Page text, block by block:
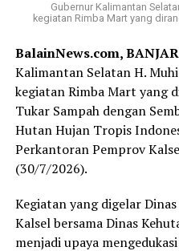
partai politik yang
atas komitmen bersama
mengajak kalangan parpol
penyaluran bantuan ini
memperkuat pendidikan
Sementara itu, Kapala Sub
Kelembaban,
Badan Kesbangpol Provinsi
parpol tahun ini mengalami
menjadi Rp10.000 per
2024. [adv/adpim]
Gubernur Kalimantan
kegiatan Rimba Mart yang
BalainNews.com,
Kalimantan Selatan H.
kegiatan Rimba Mart yang
Tukar Sampah dengan
Hutan Hujan Tropis
Perkantoran Pemprov
(30/7/2026).
Kegiatan yang digelar
Kalsel bersama Dinas
menjadi upaya